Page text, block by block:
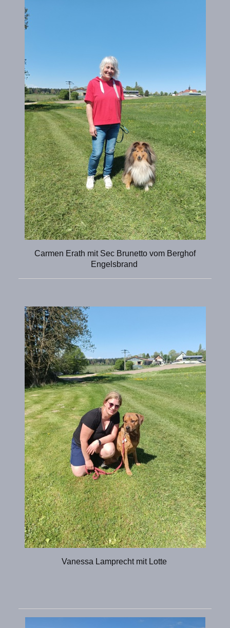
Carmen Erath mit Sec Brunetto vom Berghof
Engelsbrand
Vanessa Lamprecht mit Lotte